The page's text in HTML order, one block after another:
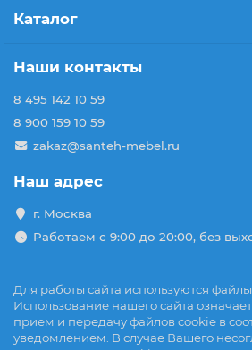
Каталог
Наши контакты
8 495 142 10 59
8 900 159 10 59
zakaz@santeh-mebel.ru
Наш адрес
г. Москва
Работаем с 9:00 до 20:00, без
Для работы сайта используются
Использование нашего сайта
прием и передачу файлов cookie в
уведомлением. В случае Вашего